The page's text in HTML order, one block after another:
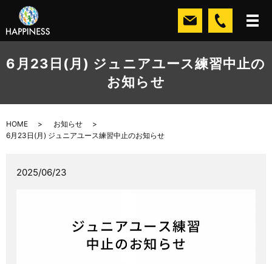
6月23日(月) ジュニアユース練習中止の
お知らせ
HOME
お知らせ
6月23日(月) ジュニアユース練習中止のお知らせ
2025/06/23